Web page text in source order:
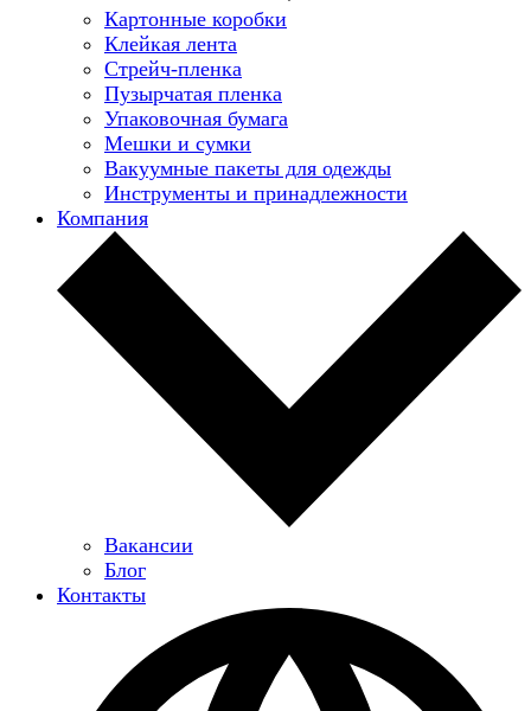
Картонные коробки
Клейкая лента
Стрейч-пленка
Пузырчатая пленка
Упаковочная бумага
Мешки и сумки
Вакуумные пакеты для одежды
Инструменты и принадлежности
Компания
Вакансии
Блог
Контакты